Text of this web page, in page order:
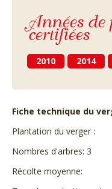
Années
certifiées
2010 2014
Fiche technique du
Plantation du verger :
Nombres d'arbres: 3
Récolte moyenne: